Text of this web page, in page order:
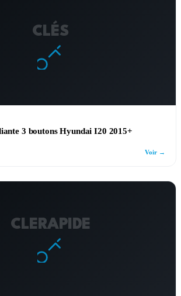
CLÉS
3 boutons Hyundai I20 2015+
Voir →
CLERAPIDE